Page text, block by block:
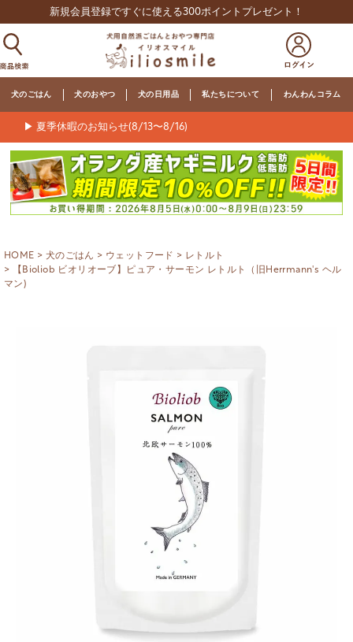
新規会員登録ですぐに使える300ポイントプレゼント！
犬のごはん 犬のおやつ 犬の日用品 私たちについて わんわんコラム
▶ 夏季休暇のお知らせ(8/13〜8/16)
HOME 犬のごはん ウェットフード
レトルト
【Bioliob ビオリオーブ】ピュア・サーモン レトルト（旧Herrmann's ヘル
マン)